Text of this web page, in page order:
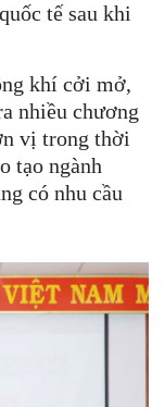
tế sau khi
khí cởi mở,
nhiều chương
vị trong thời
tạo ngành
có nhu cầu